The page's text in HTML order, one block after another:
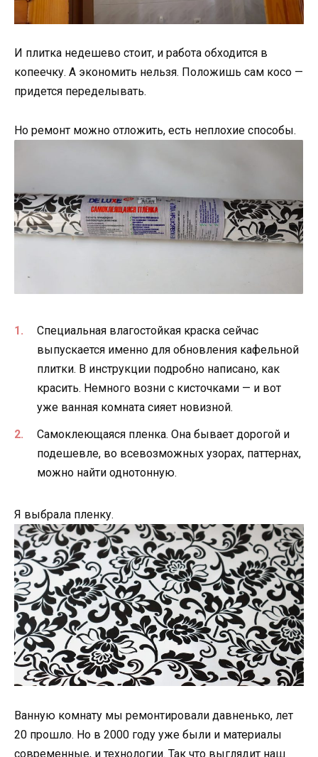
И плитка недешево стоит, и работа обходится в
копеечку. А экономить нельзя. Положишь сам косо —
придется переделывать.
Но ремонт можно отложить, есть неплохие способы.
Специальная влагостойкая краска сейчас
выпускается именно для обновления кафельной
плитки. В инструкции подробно написано, как
красить. Немного возни с кисточками — и вот
уже ванная комната сияет новизной.
Самоклеющаяся пленка. Она бывает дорогой и
подешевле, во всевозможных узорах, паттернах,
можно найти однотонную.
Я выбрала пленку.
Ванную комнату мы ремонтировали давненько, лет
20 прошло. Но в 2000 году уже были и материалы
современные, и технологии. Так что выглядит наш